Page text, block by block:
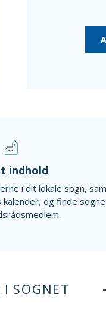
indhold
i dit lokale sogn,
kalender, og finde
I SOGNET